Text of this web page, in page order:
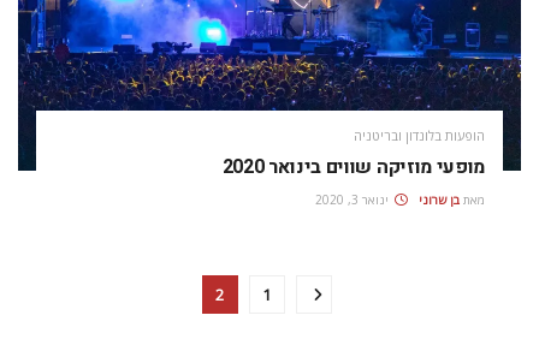
הופעות בלונדון ובריטניה
מופעי מוזיקה שווים בינואר 2020
מאת בן שרוני ינואר 3, 2020
1
2